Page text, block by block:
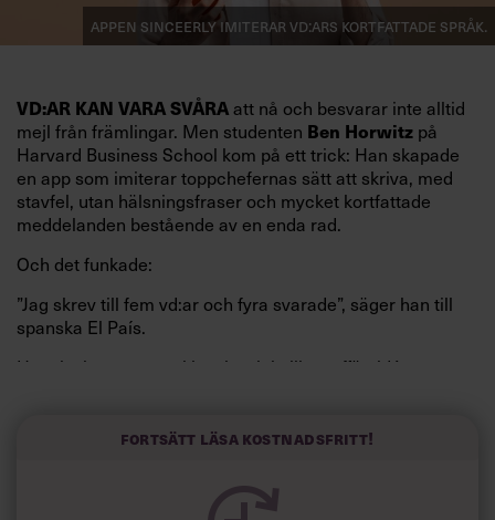
Appen Sinceerly imiterar vd:ars kortfattade språk.
VD:AR KAN VARA SVÅRAatt nå och besvarar inte alltid
mejl från främlingar. Men studenten Ben Horwitz på
Harvard Business School kom på ett trick: Han skapade
en app som imiterar toppchefernas sätt att skriva, med
stavfel, utan hälsningsfraser och mycket kortfattade
meddelanden bestående av en enda rad.
Och det funkade:
”Jag skrev till fem vd:ar och fyra svarade”, säger han till
spanska El País.
Horwitz har nu utvecklat sitt trick till en affärsidé: appen
kortfattat slarviga vd-stilen.
Fortsätt läsa kostnadsfritt!